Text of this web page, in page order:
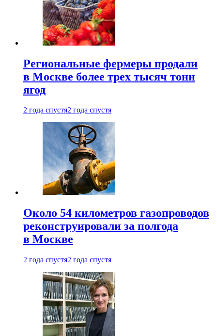
Региональные фермеры продали
в Москве более трех тысяч тонн
ягод
2 года спустя2 года спустя
Около 54 километров газопроводов
реконструировали за полгода
в Москве
2 года спустя2 года спустя